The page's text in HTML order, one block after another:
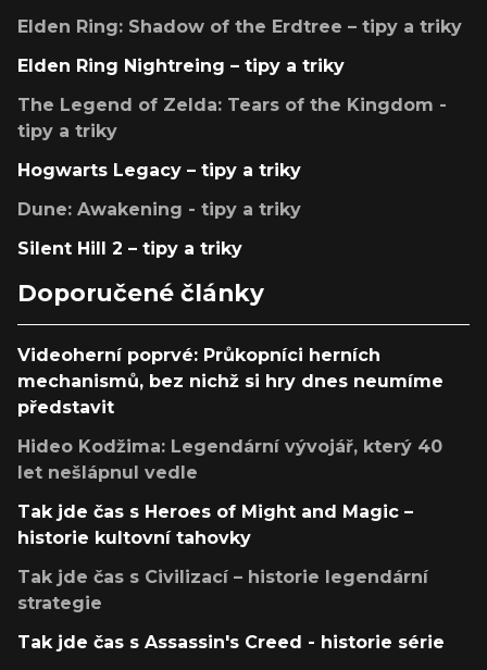
Elden Ring: Shadow of the Erdtree – tipy a triky
Elden Ring Nightreing – tipy a triky
The Legend of Zelda: Tears of the Kingdom -
tipy a triky
Hogwarts Legacy – tipy a triky
Dune: Awakening - tipy a triky
Silent Hill 2 – tipy a triky
Doporučené články
Videoherní poprvé: Průkopníci herních
mechanismů, bez nichž si hry dnes neumíme
představit
Hideo Kodžima: Legendární vývojář, který 40
let nešlápnul vedle
Tak jde čas s Heroes of Might and Magic –
historie kultovní tahovky
Tak jde čas s Civilizací – historie legendární
strategie
Tak jde čas s Assassin's Creed - historie série